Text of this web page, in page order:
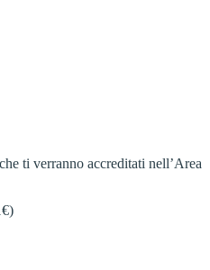
ti verranno accreditati nell’Area